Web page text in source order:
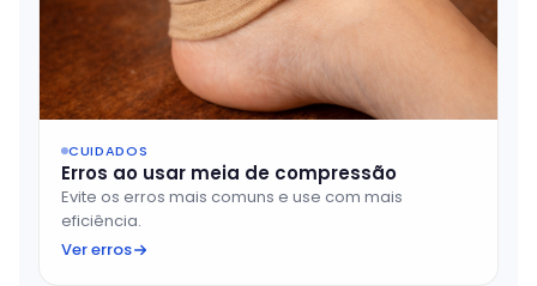
CUIDADOS
Erros ao usar meia de compressão
Evite os erros mais comuns e use com mais
eficiência.
Ver erros